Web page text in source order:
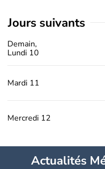
jours suivants
Demain,
Lundi 10
Mardi 11
Mercredi 12
Actualités